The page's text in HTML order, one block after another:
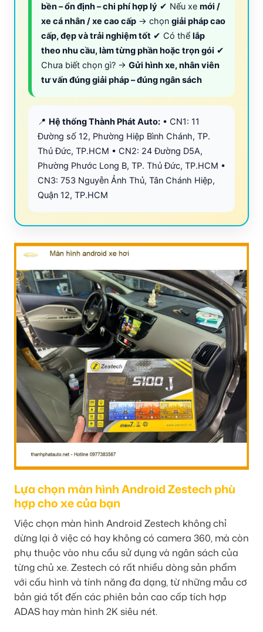
bền – ổn định – chi phí hợp lý ✔ Nếu xe mới /
xe cá nhân / xe cao cấp → chọn giải pháp cao
cấp, đẹp và trải nghiệm tốt ✔ Có thể lắp
theo nhu cầu, làm từng phần hoặc trọn gói ✔
Chưa biết chọn gì? → Gửi hình xe, nhân viên
tư vấn đúng giải pháp – đúng ngân sách
📍 Hệ thống Thành Phát Auto: • CN1: 11
Đường số 12, Phường Hiệp Bình Chánh, TP.
Thủ Đức, TP.HCM • CN2: 24 Đường D5A,
Phường Phước Long B, TP. Thủ Đức, TP.HCM •
CN3: 753 Nguyễn Ảnh Thủ, Tân Chánh Hiệp,
Quận 12, TP.HCM
Lựa chọn màn hình Android Zestech phù
hợp cho xe của bạn
Việc chọn màn hình Android Zestech không chỉ
dừng lại ở việc có hay không có camera 360, mà còn
phụ thuộc vào nhu cầu sử dụng và ngân sách của
từng chủ xe. Zestech có rất nhiều dòng sản phẩm
với cấu hình và tính năng đa dạng, từ những mẫu cơ
bản giá tốt đến các phiên bản cao cấp tích hợp
ADAS hay màn hình 2K siêu nét.